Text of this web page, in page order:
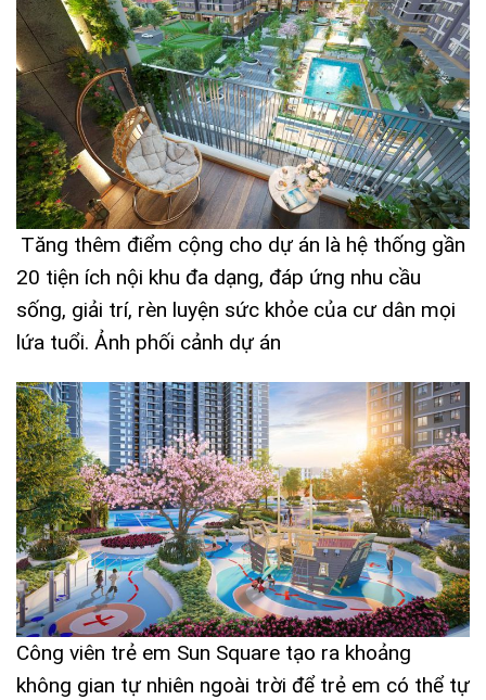
Tăng thêm điểm cộng cho dự án là hệ thống gần
20 tiện ích nội khu đa dạng, đáp ứng nhu cầu
sống, giải trí, rèn luyện sức khỏe của cư dân mọi
lứa tuổi. Ảnh phối cảnh dự án
Công viên trẻ em Sun Square tạo ra khoảng
không gian tự nhiên ngoài trời để trẻ em có thể tự